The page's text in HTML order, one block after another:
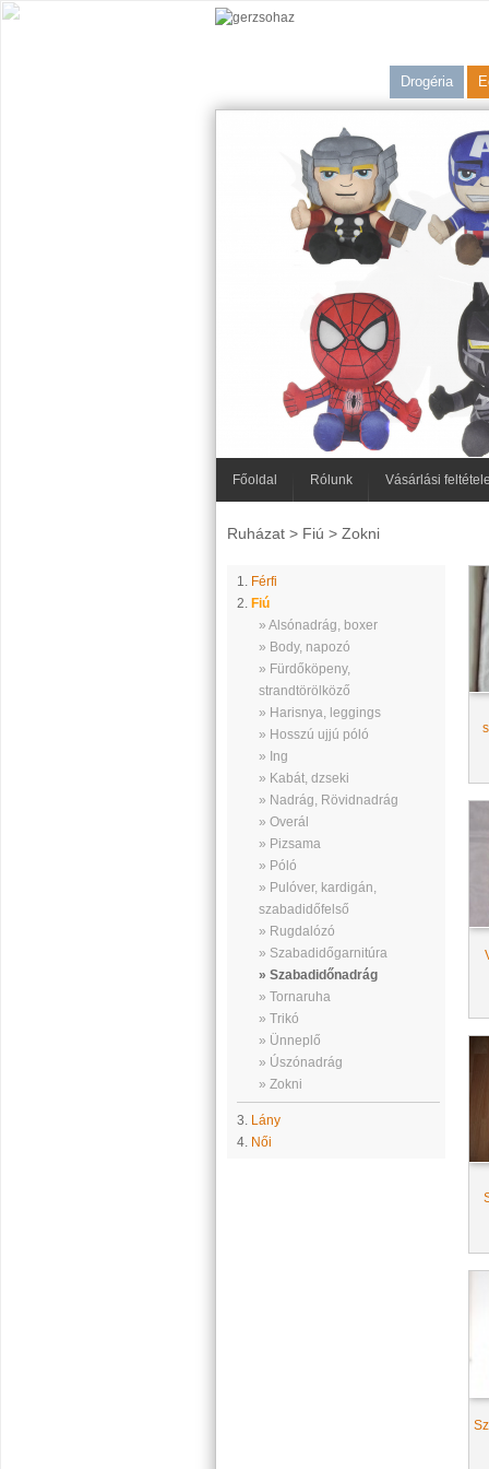
Drogéria
Főoldal Rólunk Vásárlási
Ruházat> Fiú > Zokni
1. Férfi
2. Fiú
» Alsónadrág, boxer
» Body, napozó
» Fürdőköpeny,
strandtörölköző
» Harisnya, leggings
» Hosszú ujjú póló
» Ing
» Kabát, dzseki
» Nadrág, Rövidnadrág
» Overál
» Pizsama
» Póló
» Pulóver, kardigán,
szabadidőfelső
» Rugdalózó
» Szabadidőgarnitúra
» Szabadidőnadrág
» Tornaruha
» Trikó
» Ünneplő
» Úszónadrág
» Zokni
3. Lány
4. Női